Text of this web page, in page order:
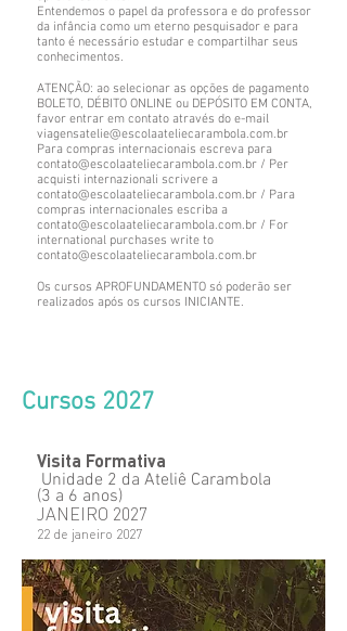
Entendemos o papel da professora e do professor
da infância como um eterno pesquisador e para
tanto é necessário estudar e compartilhar seus
conhecimentos.
ATENÇÃO: ao selecionar as opções de pagamento
BOLETO, DÉBITO ONLINE ou DEPÓSITO EM CONTA,
favor entrar em contato através do e-mail
viagensatelie@escolaateliecarambola.com.br
Para compras internacionais escreva para
contato@escolaateliecarambola.com.br / Per
acquisti internazionali scrivere a
contato@escolaateliecarambola.com.br / Para
compras internacionales escriba a
contato@escolaateliecarambola.com.br / For
international purchases write to
contato@escolaateliecarambola.com.br
Os cursos APROFUNDAMENTO só poderão ser
realizados após os cursos INICIANTE.
Cursos 2027
Visita Formativa
Unidade 2 da Ateliê Carambola
(3 a 6 anos)
JANEIRO 2027
22 de janeiro 2027